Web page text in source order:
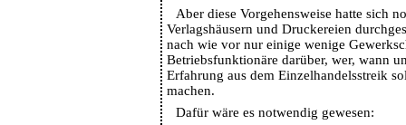
Aber diese Vorgehensweise hatte sich
Verlagshäusern und Druckereien
nach wie vor nur einige wenige
Betriebsfunktionäre darüber, wer, wann
Erfahrung aus dem Einzelhandelsstreik
machen.
Dafür wäre es notwendig gewesen: